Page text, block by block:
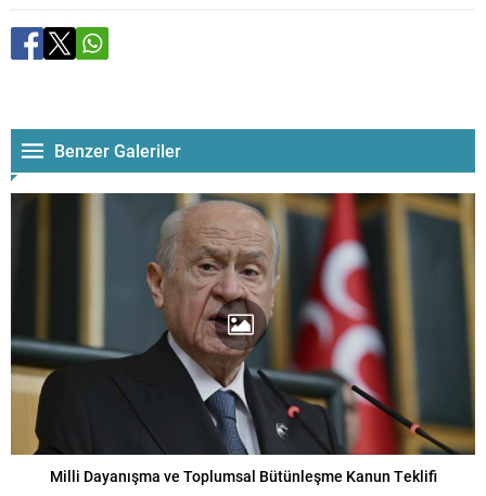
Benzer Galeriler
Milli Dayanışma ve Toplumsal Bütünleşme Kanun Teklifi